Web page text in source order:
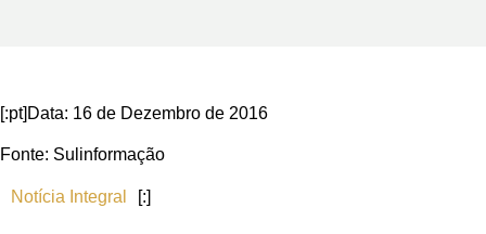
[:pt]Data: 16 de Dezembro de 2016
Fonte: Sulinformação
Notícia Integral [:]